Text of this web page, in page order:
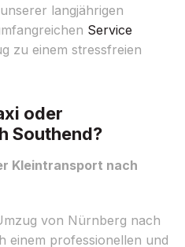
langjährigen
Service
zu einem stressfreien
oder
Southend?
Kleintransport nach
von Nürnberg nach
einem professionellen und